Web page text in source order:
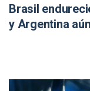
Brasil
y Argentina